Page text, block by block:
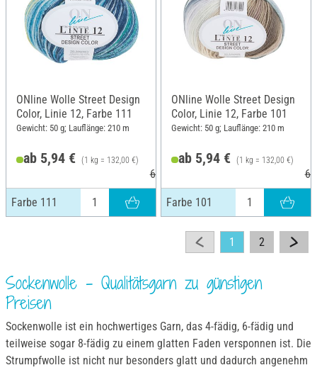
ONline Wolle Street Design
Color, Linie 12, Farbe 111
Gewicht: 50 g; Lauflänge: 210 m
ab 5,94 € (1 kg = 132,00 €)
6,25 €
Farbe 111
ONline Wolle Street Design
Color, Linie 12, Farbe 101
Gewicht: 50 g; Lauflänge: 210 m
ab 5,94 € (1 kg = 132,00 €)
Farbe 101
1 2
Sockenwolle – Qualitätsgarn zu günstigen
Preisen
Sockenwolle ist ein hochwertiges Garn, das 4-fädig, 6-fädig und
teilweise sogar 8-fädig zu einem glatten Faden versponnen ist. Die
Strumpfwolle ist nicht nur besonders glatt und dadurch angenehm